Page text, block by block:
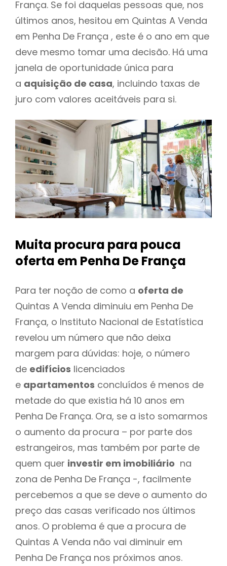
França. Se foi daquelas pessoas que, nos
últimos anos, hesitou em Quintas A Venda
em Penha De França , este é o ano em que
deve mesmo tomar uma decisão. Há uma
janela de oportunidade única para
a aquisição de casa, incluindo taxas de
juro com valores aceitáveis para si.
Muita procura para pouca
oferta em Penha De França
Para ter noção de como a oferta de
Quintas A Venda diminuiu em Penha De
França, o Instituto Nacional de Estatística
revelou um número que não deixa
margem para dúvidas: hoje, o número
de edifícios licenciados
e apartamentos concluídos é menos de
metade do que existia há 10 anos em
Penha De França. Ora, se a isto somarmos
o aumento da procura – por parte dos
estrangeiros, mas também por parte de
quem quer investir em imobiliário na
zona de Penha De França -, facilmente
percebemos a que se deve o aumento do
preço das casas verificado nos últimos
anos. O problema é que a procura de
Quintas A Venda não vai diminuir em
Penha De França nos próximos anos.